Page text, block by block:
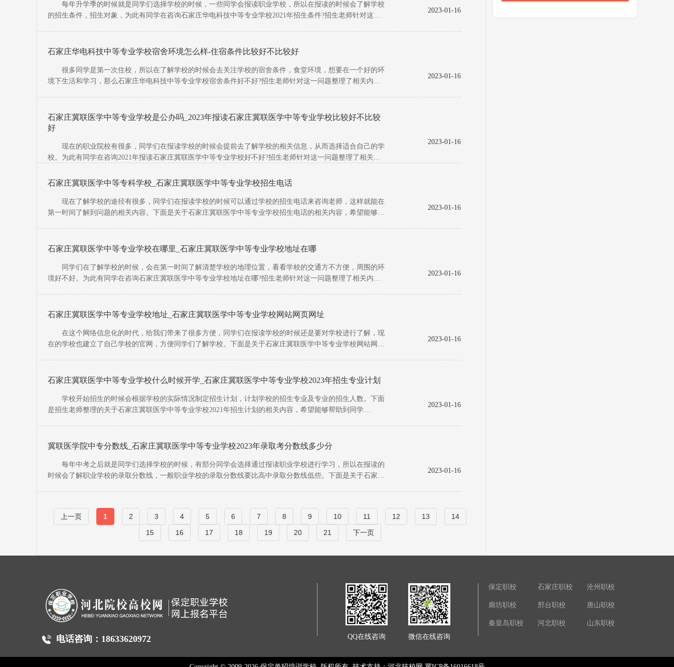
每年升学季的时候就是同学们选择学校的时候，一些同学会报读职业学校，所以在报读的时候会了解学校
的招生条件，招生对象，为此有同学在咨询石家庄华电科技中等专业学校2021年招生条件?招生老师针对这一
2023-01-16
石家庄华电科技中等专业学校宿舍环境怎么样-住宿条件比较好不比较好
很多同学是第一次住校，所以在了解学校的时候会去关注学校的宿舍条件，食堂环境，想要在一个好的环
境下生活和学习，那么石家庄华电科技中等专业学校宿舍条件好不好?招生老师针对这一问题整理了相关内
2023-01-16
石家庄冀联医学中等专业学校是公办吗_2023年报读石家庄冀联医学中等专业学校比较好不比较
好
现在的职业院校有很多，同学们在报读学校的时候会提前去了解学校的相关信息，从而选择适合自己的学
校。为此有同学在咨询2021年报读石家庄冀联医学中等专业学校好不好?招生老师针对这一问题整理了相关内
2023-01-16
石家庄冀联医学中等专科学校_石家庄冀联医学中等专业学校招生电话
现在了解学校的途径有很多，同学们在报读学校的时候可以通过学校的招生电话来咨询老师，这样就能在
第一时间了解到问题的相关内容。下面是关于石家庄冀联医学中等专业学校招生电话的相关内容，希望能够帮
2023-01-16
石家庄冀联医学中等专业学校在哪里_石家庄冀联医学中等专业学校地址在哪
同学们在了解学校的时候，会在第一时间了解清楚学校的地理位置，看看学校的交通方不方便，周围的环
境好不好。为此有同学在咨询石家庄冀联医学中等专业学校地址在哪?招生老师针对这一问题整理了相关内
2023-01-16
石家庄冀联医学中等专业学校地址_石家庄冀联医学中等专业学校网站网页网址
在这个网络信息化的时代，给我们带来了很多方便，同学们在报读学校的时候还是要对学校进行了解，现
在的学校也建立了自己学校的官网，方便同学们了解学校。下面是关于石家庄冀联医学中等专业学校网站网址
2023-01-16
石家庄冀联医学中等专业学校什么时候开学_石家庄冀联医学中等专业学校2023年招生专业计划
学校开始招生的时候会根据学校的实际情况制定招生计划，计划学校的招生专业及专业的招生人数。下面
是招生老师整理的关于石家庄冀联医学中等专业学校2021年招生计划的相关内容，希望能够帮助到同学
2023-01-16
冀联医学院中专分数线_石家庄冀联医学中等专业学校2023年录取考分数线多少分
每年中考之后就是同学们选择学校的时候，有部分同学会选择通过报读职业学校进行学习，所以在报读的
时候会了解职业学校的录取分数线，一般职业学校的录取分数线要比高中录取分数线低些。下面是关于石家庄
2023-01-16
上一页 1 2 3 4 5 6 7 8 9 10 11 12 13
14
15
16 17 18 19 20 21 下一页
电话咨询：18633620972 QQ在线咨询 微信在线咨询
保定职校 石家庄职校 沧州职校
廊坊职校 邢台职校 唐山职校
秦皇岛职校 河北职校 山东职校